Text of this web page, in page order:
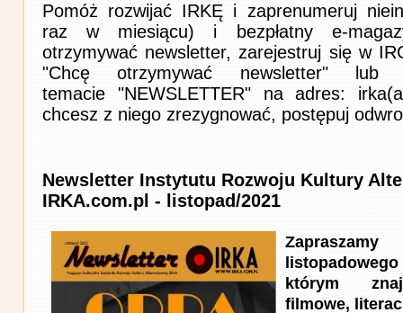
Pomóż rozwijać IRKĘ i zaprenumeruj
raz w miesiącu) i bezpłatny e-
otrzymywać newsletter, zarejestruj się w
"Chcę otrzymywać newsletter"
temacie "NEWSLETTER" na adres:
chcesz z niego zrezygnować, postępuj
Newsletter Instytutu Rozwoju Kultury
IRKA.com.pl - listopad/2021
listopadowego
którym
filmowe,